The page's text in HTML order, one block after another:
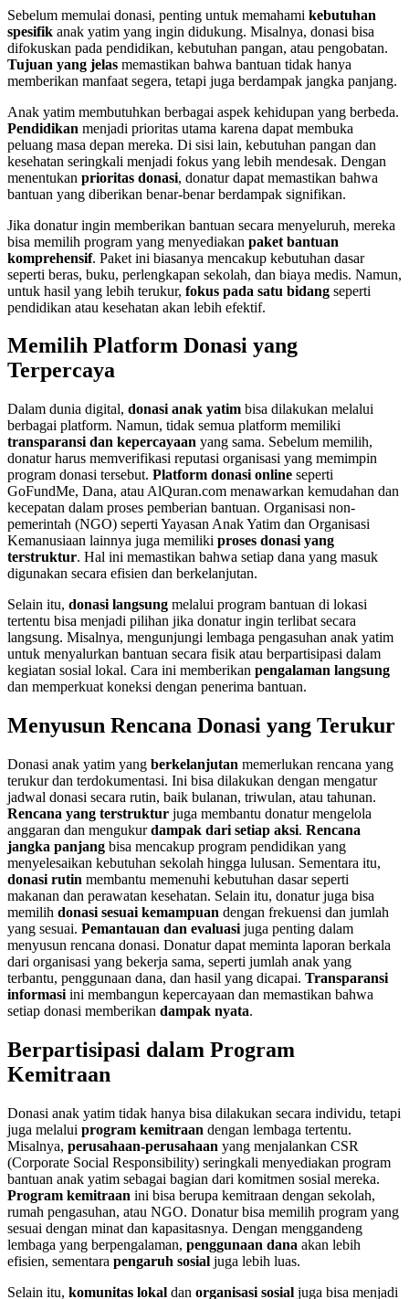
Sebelum memulai donasi, penting untuk memahami kebutuhan
spesifik anak yatim yang ingin didukung. Misalnya, donasi bisa
difokuskan pada pendidikan, kebutuhan pangan, atau pengobatan.
Tujuan yang jelas memastikan bahwa bantuan tidak hanya
memberikan manfaat segera, tetapi juga berdampak jangka panjang.
Anak yatim membutuhkan berbagai aspek kehidupan yang berbeda.
Pendidikan menjadi prioritas utama karena dapat membuka
peluang masa depan mereka. Di sisi lain, kebutuhan pangan dan
kesehatan seringkali menjadi fokus yang lebih mendesak. Dengan
menentukan prioritas donasi, donatur dapat memastikan bahwa
bantuan yang diberikan benar-benar berdampak signifikan.
Jika donatur ingin memberikan bantuan secara menyeluruh, mereka
bisa memilih program yang menyediakan paket bantuan
komprehensif. Paket ini biasanya mencakup kebutuhan dasar
seperti beras, buku, perlengkapan sekolah, dan biaya medis. Namun,
untuk hasil yang lebih terukur, fokus pada satu bidang seperti
pendidikan atau kesehatan akan lebih efektif.
Memilih Platform Donasi yang
Terpercaya
Dalam dunia digital, donasi anak yatim bisa dilakukan melalui
berbagai platform. Namun, tidak semua platform memiliki
transparansi dan kepercayaan yang sama. Sebelum memilih,
donatur harus memverifikasi reputasi organisasi yang memimpin
program donasi tersebut. Platform donasi online seperti
GoFundMe, Dana, atau AlQuran.com menawarkan kemudahan dan
kecepatan dalam proses pemberian bantuan. Organisasi non-
pemerintah (NGO) seperti Yayasan Anak Yatim dan Organisasi
Kemanusiaan lainnya juga memiliki proses donasi yang
terstruktur. Hal ini memastikan bahwa setiap dana yang masuk
digunakan secara efisien dan berkelanjutan.
Selain itu, donasi langsung melalui program bantuan di lokasi
tertentu bisa menjadi pilihan jika donatur ingin terlibat secara
langsung. Misalnya, mengunjungi lembaga pengasuhan anak yatim
untuk menyalurkan bantuan secara fisik atau berpartisipasi dalam
kegiatan sosial lokal. Cara ini memberikan pengalaman langsung
dan memperkuat koneksi dengan penerima bantuan.
Menyusun Rencana Donasi yang Terukur
Donasi anak yatim yang berkelanjutan memerlukan rencana yang
terukur dan terdokumentasi. Ini bisa dilakukan dengan mengatur
jadwal donasi secara rutin, baik bulanan, triwulan, atau tahunan.
Rencana yang terstruktur juga membantu donatur mengelola
anggaran dan mengukurdampak dari setiap aksi. Rencana
jangka panjang bisa mencakup program pendidikan yang
menyelesaikan kebutuhan sekolah hingga lulusan. Sementara itu,
donasi rutin membantu memenuhi kebutuhan dasar seperti
makanan dan perawatan kesehatan. Selain itu, donatur juga bisa
memilih donasi sesuai kemampuan dengan frekuensi dan jumlah
yang sesuai. Pemantauan dan evaluasi juga penting dalam
menyusun rencana donasi. Donatur dapat meminta laporan berkala
dari organisasi yang bekerja sama, seperti jumlah anak yang
terbantu, penggunaan dana, dan hasil yang dicapai. Transparansi
informasi ini membangun kepercayaan dan memastikan bahwa
setiap donasi memberikan dampak nyata.
Berpartisipasi dalam Program
Kemitraan
Donasi anak yatim tidak hanya bisa dilakukan secara individu, tetapi
juga melalui program kemitraan dengan lembaga tertentu.
Misalnya, perusahaan-perusahaan yang menjalankan CSR
(Corporate Social Responsibility) seringkali menyediakan program
bantuan anak yatim sebagai bagian dari komitmen sosial mereka.
Program kemitraan ini bisa berupa kemitraan dengan sekolah,
rumah pengasuhan, atau NGO. Donatur bisa memilih program yang
sesuai dengan minat dan kapasitasnya. Dengan menggandeng
lembaga yang berpengalaman, penggunaan dana akan lebih
efisien, sementara pengaruh sosial juga lebih luas.
Selain itu, komunitas lokal dan organisasi sosial juga bisa menjadi